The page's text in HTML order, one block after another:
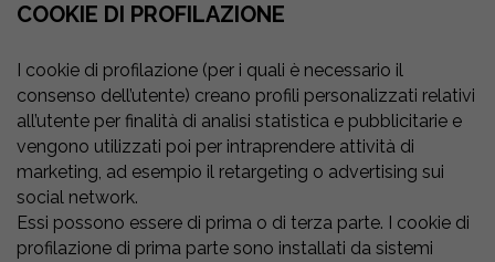
COOKIE DI PROFILAZIONE
I cookie di profilazione (per i quali è necessario il
consenso dell’utente) creano profili personalizzati relativi
all’utente per finalità di analisi statistica e pubblicitarie e
vengono utilizzati poi per intraprendere attività di
marketing, ad esempio il retargeting o advertising sui
social network.
Essi possono essere di prima o di terza parte. I cookie di
profilazione di prima parte sono installati da sistemi